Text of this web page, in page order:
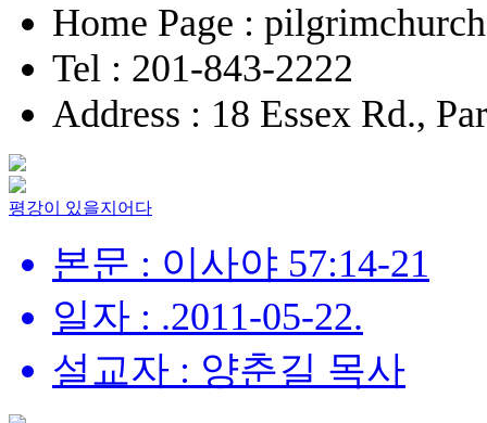
Home Page :
Tel : 201-843-2222
Address : 18 Essex Rd.,
평강이 있을지어다
본문 : 이사야 57:14-21
일자 : .2011-05-22.
설교자 : 양춘길 목사